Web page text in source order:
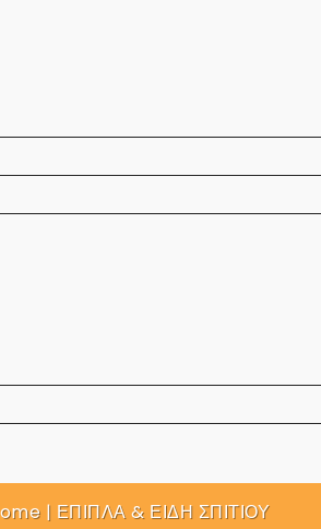
| ΕΠΙΠΛΑ & ΕΙΔΗ ΣΠΙΤΙΟΥ